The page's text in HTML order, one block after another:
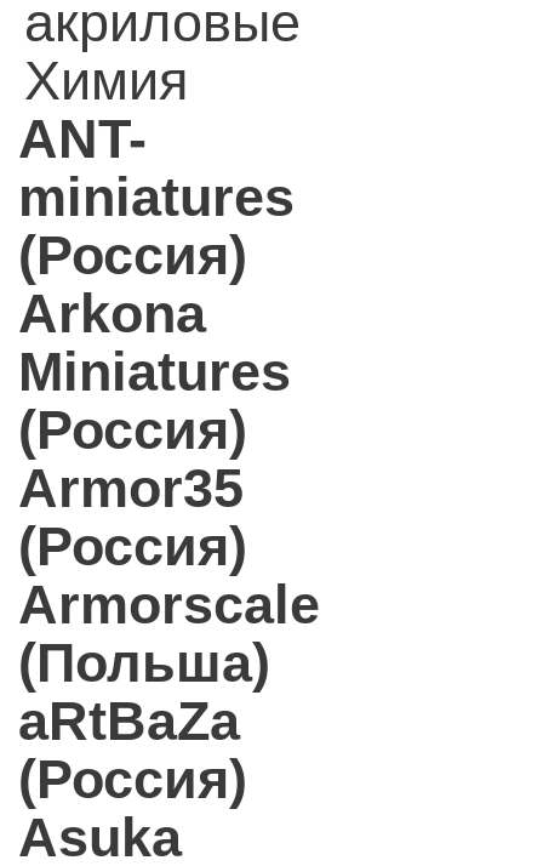
акриловые
Химия
ANT-
miniatures
(Россия)
Arkona
Miniatures
(Россия)
Armor35
(Россия)
Armorscale
(Польша)
aRtBaZa
(Россия)
Asuka